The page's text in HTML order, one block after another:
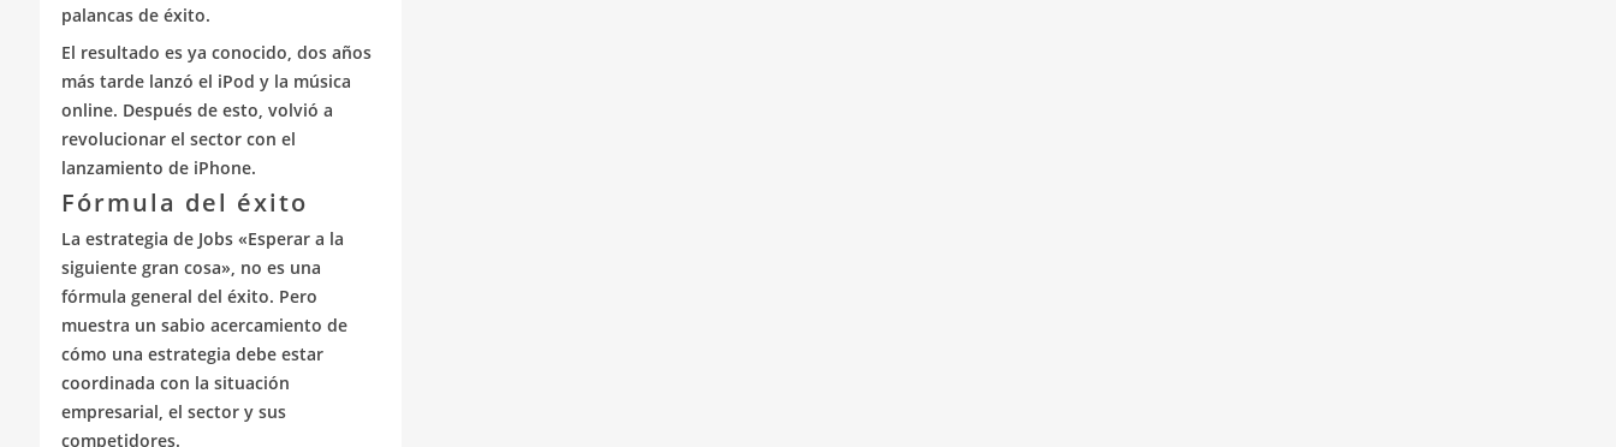
palancas de éxito.
El resultado es ya conocido, dos años
más tarde lanzó el iPod y la música
online. Después de esto, volvió a
revolucionar el sector con el
lanzamiento de iPhone.
Fórmula del éxito
La estrategia de Jobs «Esperar a la
siguiente gran cosa», no es una
fórmula general del éxito. Pero
muestra un sabio acercamiento de
cómo una estrategia debe estar
coordinada con la situación
empresarial, el sector y sus
competidores.